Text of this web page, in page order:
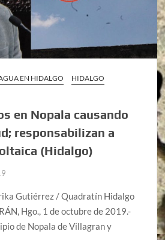
EN HIDALGO
HIDALGO
en Nopala causando
responsabilizan a
(Hidalgo)
Gutiérrez / Quadratín Hidalgo
Hgo., 1 de octubre de 2019.-
de Nopala de Villagran y